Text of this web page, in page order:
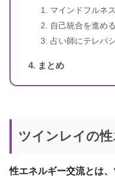
マインドフルネ
自己統合を進める
占い師にテレパ
まとめ
ツインレイの
性エネルギー交流とは